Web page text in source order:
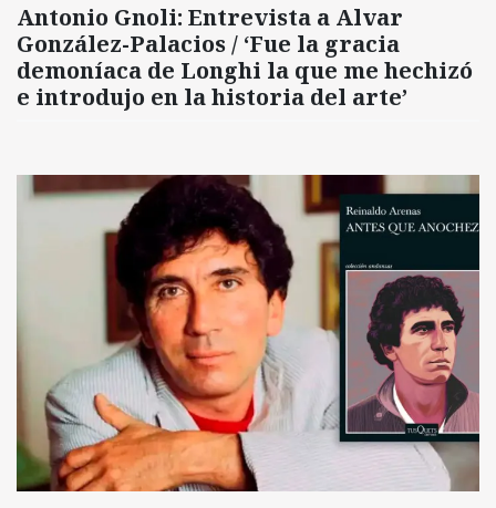
Antonio Gnoli: Entrevista a Alvar
González-Palacios / ‘Fue la gracia
demoníaca de Longhi la que me hechizó
e introdujo en la historia del arte’